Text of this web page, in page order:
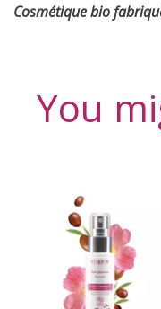
Cosmétique bio
You